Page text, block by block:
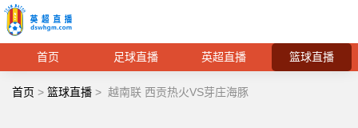
首页 足球直播 英超直播 篮球直播
首页 > 篮球直播 > 越南联 西贡热火VS芽庄海豚